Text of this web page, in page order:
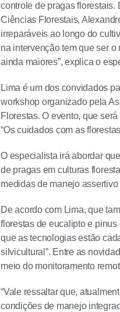
controle de pragas florestais.
Ciências Florestais,
irreparáveis ao longo do
na intervenção tem que ser
ainda maiores”, explica o
Lima é um dos convidados
workshop organizado pela
Florestas. O evento, que
“Os cuidados com as
O especialista irá abordar
de pragas em culturas
medidas de manejo
De acordo com Lima, que
florestas de eucalipto e
que as tecnologias estão
silvicultural”. Entre as
meio do monitoramento
“Vale ressaltar que,
condições de manejo